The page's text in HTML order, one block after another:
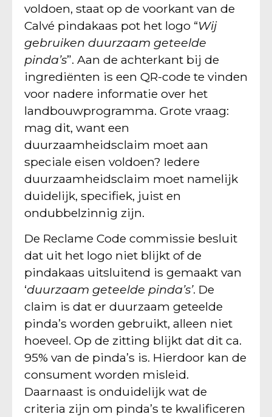
voldoen, staat op de voorkant van de
Calvé pindakaas pot het logo “Wij
gebruiken duurzaam geteelde
pinda’s”. Aan de achterkant bij de
ingrediënten is een QR-code te vinden
voor nadere informatie over het
landbouwprogramma. Grote vraag:
mag dit, want een
duurzaamheidsclaim moet aan
speciale eisen voldoen? Iedere
duurzaamheidsclaim moet namelijk
duidelijk, specifiek, juist en
ondubbelzinnig zijn.
De Reclame Code commissie besluit
dat uit het logo niet blijkt of de
pindakaas uitsluitend is gemaakt van
‘duurzaam geteelde pinda’s’. De
claim is dat er duurzaam geteelde
pinda’s worden gebruikt, alleen niet
hoeveel. Op de zitting blijkt dat dit ca.
95% van de pinda’s is. Hierdoor kan de
consument worden misleid.
Daarnaast is onduidelijk wat de
criteria zijn om pinda’s te kwalificeren